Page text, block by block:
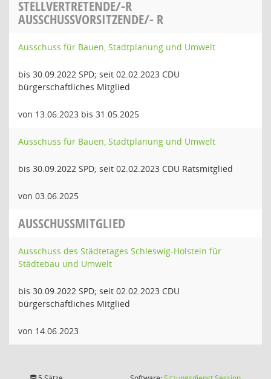
STELLVERTRETENDE/-R
AUSSCHUSSVORSITZENDE/- R
Ausschuss für Bauen, Stadtplanung und Umwelt
bis 30.09.2022 SPD; seit 02.02.2023 CDU
bürgerschaftliches Mitglied
von 13.06.2023 bis 31.05.2025
Ausschuss für Bauen, Stadtplanung und Umwelt
bis 30.09.2022 SPD; seit 02.02.2023 CDU Ratsmitglied
von 03.06.2025
AUSSCHUSSMITGLIED
Ausschuss des Städtetages Schleswig-Holstein für
Städtebau und Umwelt
bis 30.09.2022 SPD; seit 02.02.2023 CDU
bürgerschaftliches Mitglied
von 14.06.2023